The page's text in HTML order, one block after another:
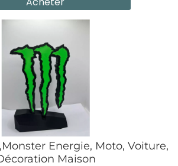
Energie, Moto, Voiture,
Maison